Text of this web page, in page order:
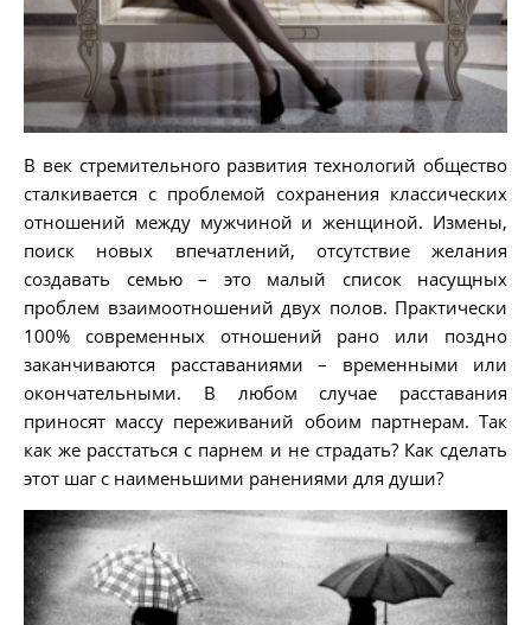
В век стремительного развития технологий общество
сталкивается с проблемой сохранения классических
отношений между мужчиной и женщиной. Измены,
поиск новых впечатлений, отсутствие желания
создавать семью – это малый список насущных
проблем взаимоотношений двух полов. Практически
100% современных отношений рано или поздно
заканчиваются расставаниями – временными или
окончательными. В любом случае расставания
приносят массу переживаний обоим партнерам. Так
как же расстаться с парнем и не страдать? Как сделать
этот шаг с наименьшими ранениями для души?